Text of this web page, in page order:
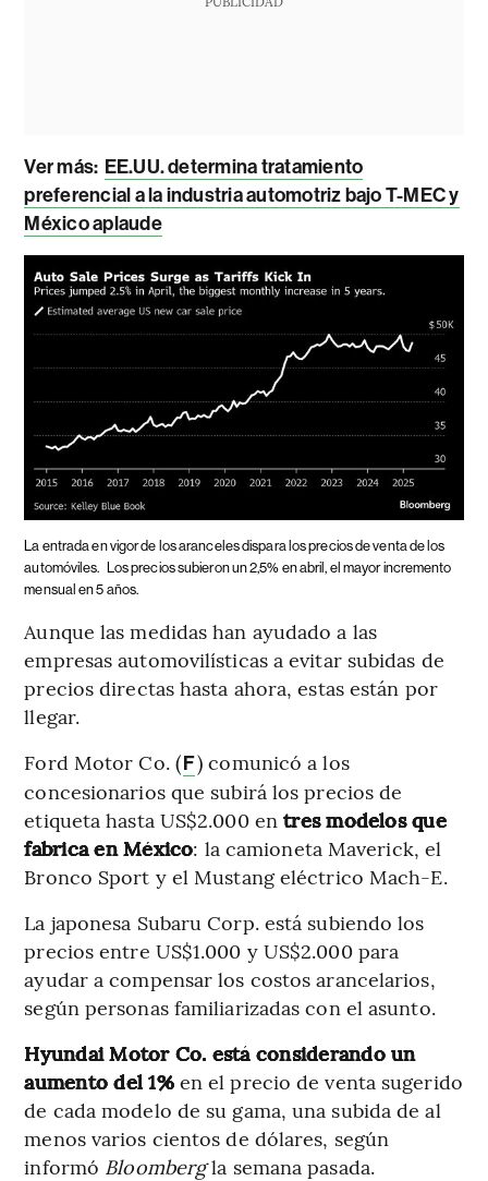
Ver más: EE.UU. determina tratamiento
preferencial a la industria automotriz bajo T-MEC y
México aplaude
La entrada en vigor de los aranceles dispara los precios de venta de los
automóviles.
Los precios subieron un 2,5% en abril, el mayor incremento
mensual en 5 años.
Aunque las medidas han ayudado a las
empresas automovilísticas a evitar subidas de
precios directas hasta ahora, estas están por
llegar.
Ford Motor Co. (F) comunicó a los
concesionarios que subirá los precios de
etiqueta hasta US$2.000 entres modelos que
fabrica en México: la camioneta Maverick, el
Bronco Sport y el Mustang eléctrico Mach-E.
La japonesa Subaru Corp. está subiendo los
precios entre US$1.000 y US$2.000 para
ayudar a compensar los costos arancelarios,
según personas familiarizadas con el asunto.
Hyundai Motor Co. está considerando un
aumento del 1%en el precio de venta sugerido
de cada modelo de su gama, una subida de al
menos varios cientos de dólares, según
informó Bloombergla semana pasada.